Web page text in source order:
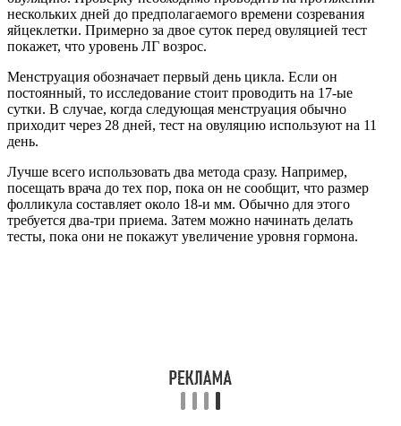
нескольких дней до предполагаемого времени созревания
яйцеклетки. Примерно за двое суток перед овуляцией тест
покажет, что уровень ЛГ возрос.
Менструация обозначает первый день цикла. Если он
постоянный, то исследование стоит проводить на 17-ые
сутки. В случае, когда следующая менструация обычно
приходит через 28 дней, тест на овуляцию используют на 11
день.
Лучше всего использовать два метода сразу. Например,
посещать врача до тех пор, пока он не сообщит, что размер
фолликула составляет около 18-и мм. Обычно для этого
требуется два-три приема. Затем можно начинать делать
тесты, пока они не покажут увеличение уровня гормона.